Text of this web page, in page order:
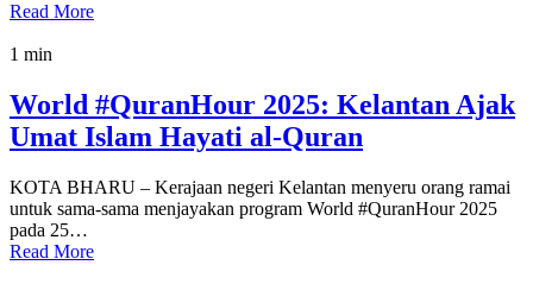
Read More
1 min
World #QuranHour 2025: Kelantan Ajak
Umat Islam Hayati al-Quran
KOTA BHARU – Kerajaan negeri Kelantan menyeru orang ramai
untuk sama-sama menjayakan program World #QuranHour 2025
pada 25…
Read More